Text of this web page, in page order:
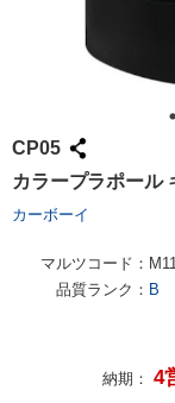
CP05
カラープラポール
カーボーイ
マルツコード：
品質ランク： B
納期： 4